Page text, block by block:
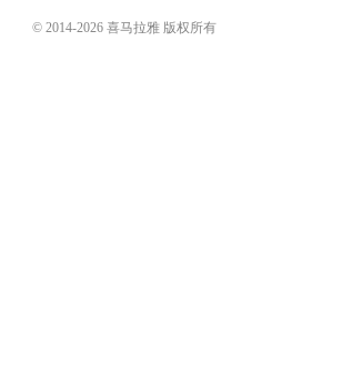
© 2014-2026 喜马拉雅 版权所有